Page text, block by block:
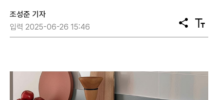
조성준 기자
입력 2025-06-26 15:46
공
유
텍
스